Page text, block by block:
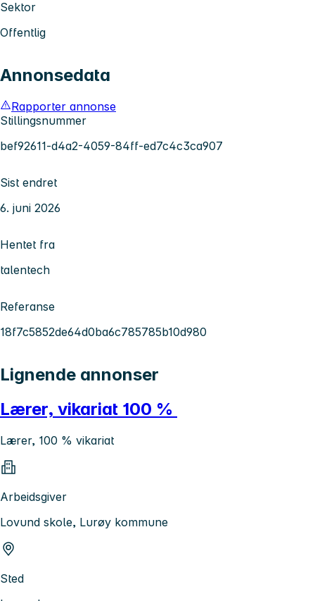
Sektor
Offentlig
Annonsedata
Rapporter annonse
Stillingsnummer
bef92611-d4a2-4059-84ff-ed7c4c3ca907
Sist endret
6. juni 2026
Hentet fra
talentech
Referanse
18f7c5852de64d0ba6c785785b10d980
Lignende annonser
Lærer, vikariat 100 %
Lærer, 100 % vikariat
Arbeidsgiver
Lovund skole, Lurøy kommune
Sted